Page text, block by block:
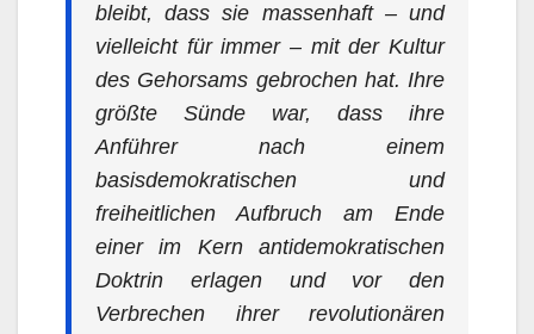
bleibt, dass sie massenhaft – und
vielleicht für immer – mit der Kultur
des Gehorsams gebrochen hat. Ihre
größte Sünde war, dass ihre
Anführer nach einem
basisdemokratischen und
freiheitlichen Aufbruch am Ende
einer im Kern antidemokratischen
Doktrin erlagen und vor den
Verbrechen ihrer revolutionären